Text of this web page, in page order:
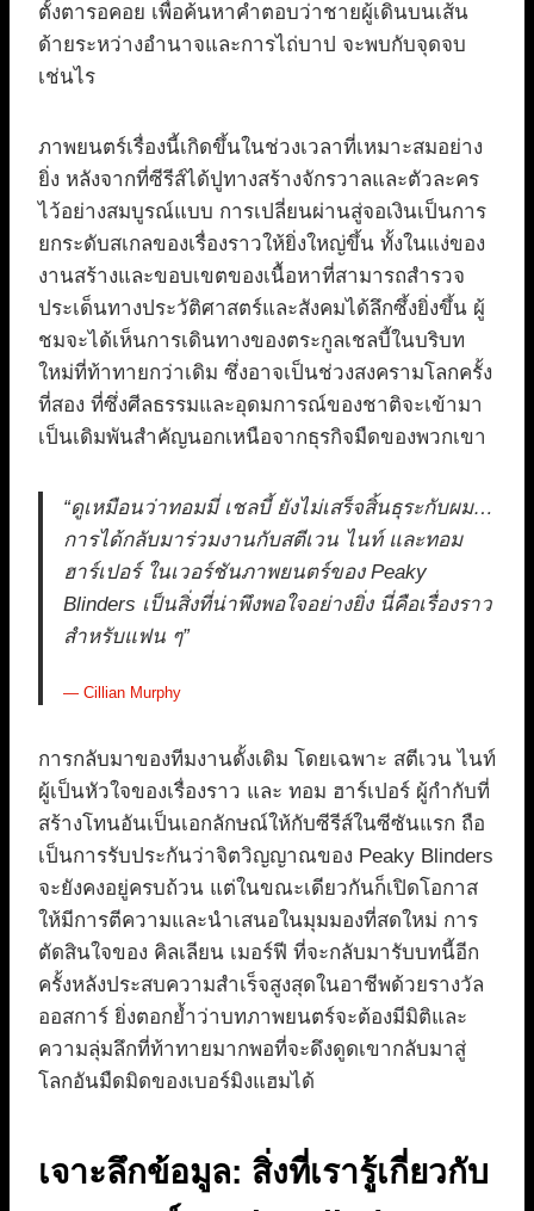
ตั้งตารอคอย เพื่อค้นหาคำตอบว่าชายผู้เดินบนเส้น
ด้ายระหว่างอำนาจและการไถ่บาป จะพบกับจุดจบ
เช่นไร
ภาพยนตร์เรื่องนี้เกิดขึ้นในช่วงเวลาที่เหมาะสมอย่าง
ยิ่ง หลังจากที่ซีรีส์ได้ปูทางสร้างจักรวาลและตัวละคร
ไว้อย่างสมบูรณ์แบบ การเปลี่ยนผ่านสู่จอเงินเป็นการ
ยกระดับสเกลของเรื่องราวให้ยิ่งใหญ่ขึ้น ทั้งในแง่ของ
งานสร้างและขอบเขตของเนื้อหาที่สามารถสำรวจ
ประเด็นทางประวัติศาสตร์และสังคมได้ลึกซึ้งยิ่งขึ้น ผู้
ชมจะได้เห็นการเดินทางของตระกูลเชลบี้ในบริบท
ใหม่ที่ท้าทายกว่าเดิม ซึ่งอาจเป็นช่วงสงครามโลกครั้ง
ที่สอง ที่ซึ่งศีลธรรมและอุดมการณ์ของชาติจะเข้ามา
เป็นเดิมพันสำคัญนอกเหนือจากธุรกิจมืดของพวกเขา
“ดูเหมือนว่าทอมมี่ เชลบี้ ยังไม่เสร็จสิ้นธุระกับผม…
การได้กลับมาร่วมงานกับสตีเวน ไนท์ และทอม
ฮาร์เปอร์ ในเวอร์ชันภาพยนตร์ของ Peaky
Blinders เป็นสิ่งที่น่าพึงพอใจอย่างยิ่ง นี่คือเรื่องราว
สำหรับแฟน ๆ”
— Cillian Murphy
การกลับมาของทีมงานดั้งเดิม โดยเฉพาะ สตีเวน ไนท์
ผู้เป็นหัวใจของเรื่องราว และ ทอม ฮาร์เปอร์ ผู้กำกับที่
สร้างโทนอันเป็นเอกลักษณ์ให้กับซีรีส์ในซีซันแรก ถือ
เป็นการรับประกันว่าจิตวิญญาณของ Peaky Blinders
จะยังคงอยู่ครบถ้วน แต่ในขณะเดียวกันก็เปิดโอกาส
ให้มีการตีความและนำเสนอในมุมมองที่สดใหม่ การ
ตัดสินใจของ คิลเลียน เมอร์ฟี ที่จะกลับมารับบทนี้อีก
ครั้งหลังประสบความสำเร็จสูงสุดในอาชีพด้วยรางวัล
ออสการ์ ยิ่งตอกย้ำว่าบทภาพยนตร์จะต้องมีมิติและ
ความลุ่มลึกที่ท้าทายมากพอที่จะดึงดูดเขากลับมาสู่
โลกอันมืดมิดของเบอร์มิงแฮมได้
เจาะลึกข้อมูล: สิ่งที่เรารู้เกี่ยวกับ